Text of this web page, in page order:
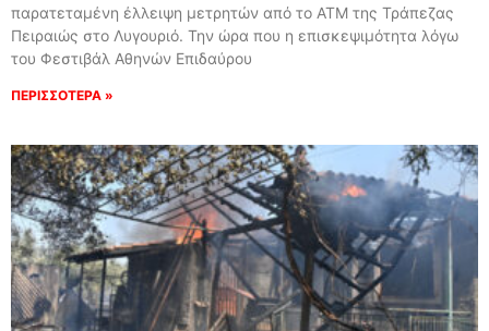
παρατεταμένη έλλειψη μετρητών από το ΑΤΜ της Τράπεζας
Πειραιώς στο Λυγουριό. Την ώρα που η επισκεψιμότητα λόγω
του Φεστιβάλ Αθηνών Επιδαύρου
ΠΕΡΙΣΣΟΤΕΡΑ »